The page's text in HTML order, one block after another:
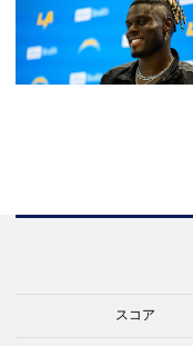
スコア